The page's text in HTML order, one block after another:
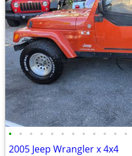
• • • • • • • • • • • •
2005 Jeep Wrangler x 4x4